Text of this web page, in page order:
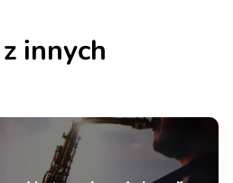
innych